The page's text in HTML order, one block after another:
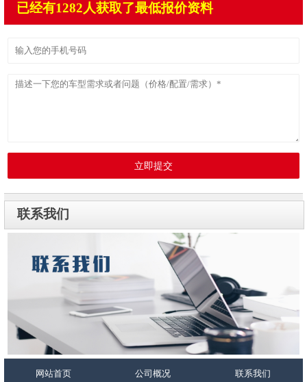
已经有1282人获取了最低报价资料
立即提交
联系我们
网站首页 公司概况 联系我们